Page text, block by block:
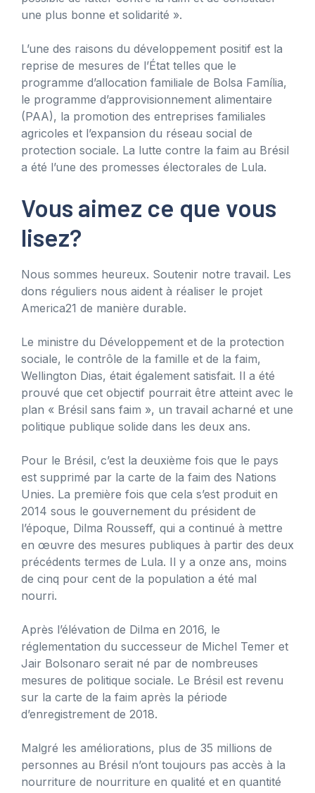
une plus bonne et solidarité ».
L’une des raisons du développement positif est la
reprise de mesures de l’État telles que le
programme d’allocation familiale de Bolsa Família,
le programme d’approvisionnement alimentaire
(PAA), la promotion des entreprises familiales
agricoles et l’expansion du réseau social de
protection sociale. La lutte contre la faim au Brésil
a été l’une des promesses électorales de Lula.
Vous aimez ce que vous
lisez?
Nous sommes heureux. Soutenir notre travail. Les
dons réguliers nous aident à réaliser le projet
America21 de manière durable.
Le ministre du Développement et de la protection
sociale, le contrôle de la famille et de la faim,
Wellington Dias, était également satisfait. Il a été
prouvé que cet objectif pourrait être atteint avec le
plan « Brésil sans faim », un travail acharné et une
politique publique solide dans les deux ans.
Pour le Brésil, c’est la deuxième fois que le pays
est supprimé par la carte de la faim des Nations
Unies. La première fois que cela s’est produit en
2014 sous le gouvernement du président de
l’époque, Dilma Rousseff, qui a continué à mettre
en œuvre des mesures publiques à partir des deux
précédents termes de Lula. Il y a onze ans, moins
de cinq pour cent de la population a été mal
nourri.
Après l’élévation de Dilma en 2016, le
réglementation du successeur de Michel Temer et
Jair Bolsonaro serait né par de nombreuses
mesures de politique sociale. Le Brésil est revenu
sur la carte de la faim après la période
d’enregistrement de 2018.
Malgré les améliorations, plus de 35 millions de
personnes au Brésil n’ont toujours pas accès à la
nourriture de nourriture en qualité et en quantité